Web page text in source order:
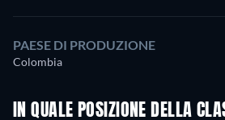
PAESE DI PRODUZIONE
Colombia
IN QUALE POSIZIONE DELLA